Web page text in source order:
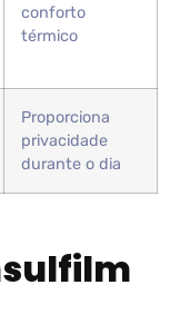
conforto
térmico
Proporciona
privacidade
durante o dia